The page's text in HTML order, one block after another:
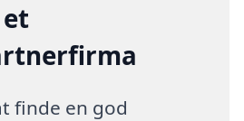
finde en god